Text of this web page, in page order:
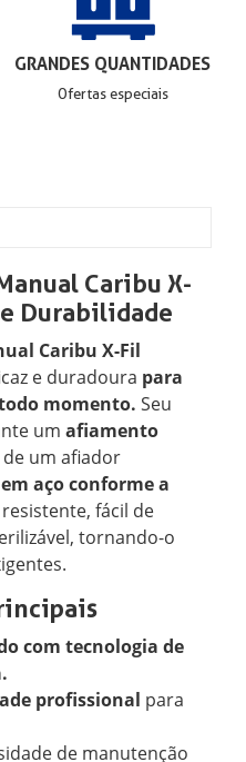
GRANDES QUANTIDADES
Ofertas especiais
Caribu X-
Durabilidade
Caribu X-Fil
e duradoura para
momento. Seu
umafiamento
um afiador
aço conforme a
resistente, fácil de
tornando-o
com tecnologia de
profissional para
de manutenção